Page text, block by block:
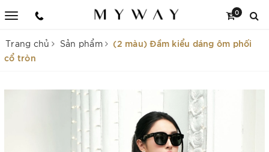
0
Trang chủ Sản phẩm
(2 màu) Đầm kiểu dáng ôm phối
cổ tròn